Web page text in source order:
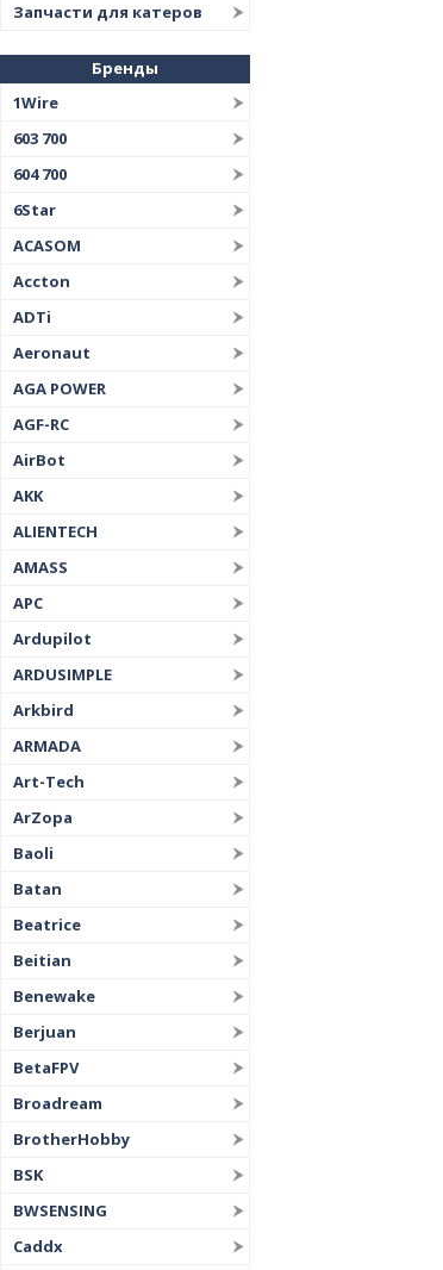
Запчасти для катеров
Бренды
1Wire
603 700
604 700
6Star
ACASOM
Accton
ADTi
Aeronaut
AGA POWER
AGF-RC
AirBot
AKK
ALIENTECH
AMASS
APC
Ardupilot
ARDUSIMPLE
Arkbird
ARMADA
Art-Tech
ArZopa
Baoli
Batan
Beatrice
Beitian
Benewake
Berjuan
BetaFPV
Broadream
BrotherHobby
BSK
BWSENSING
Caddx